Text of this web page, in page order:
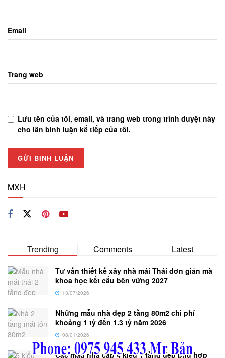
Email
Trang web
Lưu tên của tôi, email, và trang web trong trình duyệt này
cho lần bình luận kế tiếp của tôi.
MXH
Trending Comments Latest
Tư vấn thiết kế xây nhà mái Thái đơn giản mà
khoa học kết cấu bền vững 2027
13/07/2026
Những mẫu nhà đẹp 2 tầng 80m2 chi phí
khoảng 1 tỷ đến 1.3 tỷ năm 2026
08/01/2026
Các mẫu nhà cấp 4 kiểu 1 tầng đẹp phú hợp